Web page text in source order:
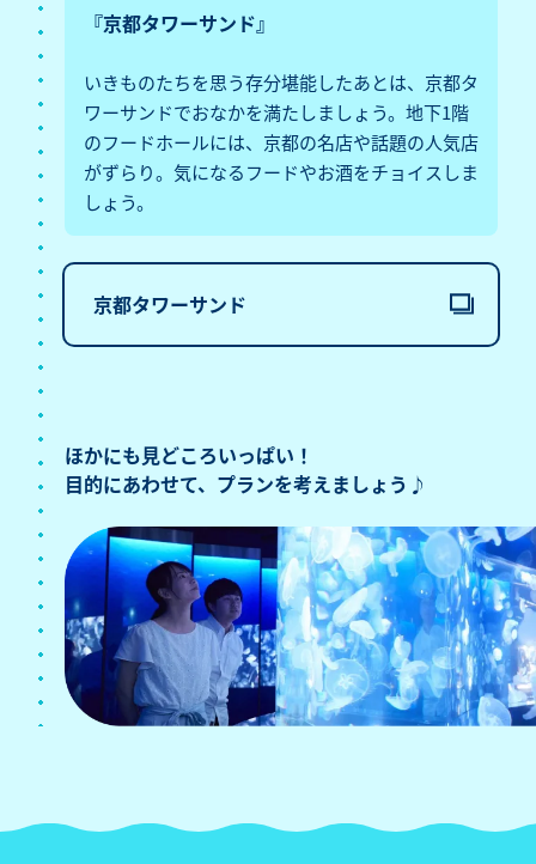
『京都タワーサンド』
いきものたちを思う存分堪能したあとは、京都タ
ワーサンドでおなかを満たしましょう。地下1階
のフードホールには、京都の名店や話題の人気店
がずらり。気になるフードやお酒をチョイスしま
しょう。
京都タワーサンド
ほかにも見どころいっぱい！
目的にあわせて、 プランを考えましょう♪